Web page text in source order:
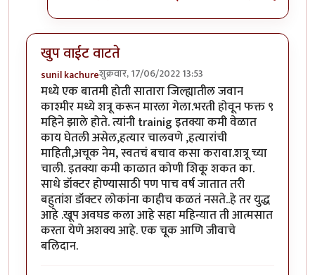
खुप वाईट वाटते
sunil kachureशुक्रवार, 17/06/2022 13:53
मध्ये एक बातमी होती सातारा जिल्ह्यातील जवान
काश्मीर मध्ये शत्रू करून मारला गेला.भरती होवून फक्त ९
महिने झाले होते. त्यांनी trainig इतक्या कमी वेळात
काय घेतली असेल,हत्यार चालवणे ,हत्यारांची
माहिती,अचूक नेम, स्वतचं बचाव कसा करावा.शत्रू च्या
चाली. इतक्या कमी काळात कोणी शिकू शकत का.
साधे डॉक्टर होण्यासाठी पण पाच वर्ष जातात तरी
बहुतांश डॉक्टर लोकांना काहीच कळतं नसते..हे तर युद्ध
आहे .खूप अवघड कला आहे सहा महिन्यात ती आत्मसात
करता येणे अशक्य आहे. एक चूक आणि जीवाचे
बलिदान.